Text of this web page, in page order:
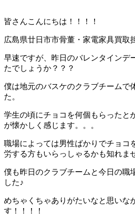
皆さんこんにちは！！！！
広島県廿日市市骨董・家電家具買取
早速ですが、昨日のバレンタインデ
たでしょうか？？？
僕は地元のバスケのクラブチームで
た。
学生の頃にチョコを何個もらったと
が懐かしく感じます。。。
職場によっては男性ばかりでチョコ
労する方もいらっしゃるかも知れま
僕も昨日のクラブチームと今日の職
した♪
めちゃくちゃありがたいなと思いな
す！！！！